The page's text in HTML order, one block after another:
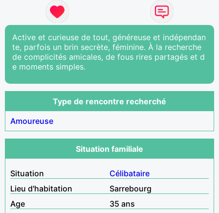
Active et curieuse de tout, généreuse et indépendan
te, parfois un brin secrète, féminine. À la recherche
de complicités amicales, de fous rires partagés et d
e moments simples.
Type de rencontre recherché
Amoureuse
Situation familiale
Situation
Célibataire
Lieu d'habitation
Sarrebourg
Age
35 ans